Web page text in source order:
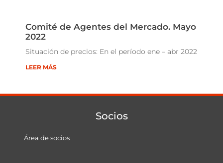
Comité de Agentes del Mercado. Mayo
2022
Situación de precios: En el período ene – abr 2022
LEER MÁS
Socios
Área de socios